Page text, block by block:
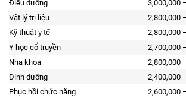
Điều dưỡng
3,000,000
Vật lý trị liệu
2,800,000
Kỹ thuật y tế
2,800,000
Y học cổ truyền
2,700,000
Nha khoa
2,800,000
Dinh dưỡng
2,400,000
Phục hồi chức năng
2,600,000